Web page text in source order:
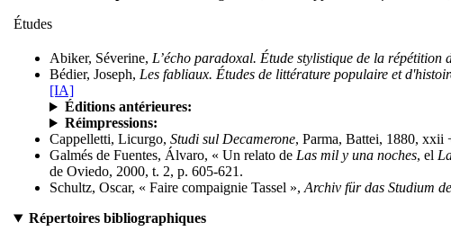
Études
Abiker, Séverine, L’écho paradoxal. Étude stylistique de la répétition
Bédier, Joseph, Les fabliaux. Études de littérature populaire et
[IA]
Éditions antérieures:
Réimpressions:
Cappelletti, Licurgo, Studi sul Decamerone, Parma, Battei, 1880, xxii
Galmés de Fuentes, Álvaro, « Un relato de Las mil y una noches, el
de Oviedo, 2000, t. 2, p. 605-621.
Schultz, Oscar, « Faire compaignie Tassel », Archiv für das Studium
Répertoires bibliographiques